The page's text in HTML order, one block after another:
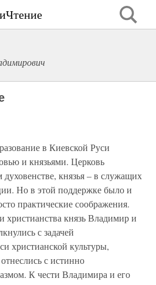
в Киевской Руси
и князьями. Церковь
князья – в служащих
Но в этой поддержке было и
практические соображения.
христианства князь Владимир и
с задачей
христианской культуры,
с истинно
К чести Владимира и его